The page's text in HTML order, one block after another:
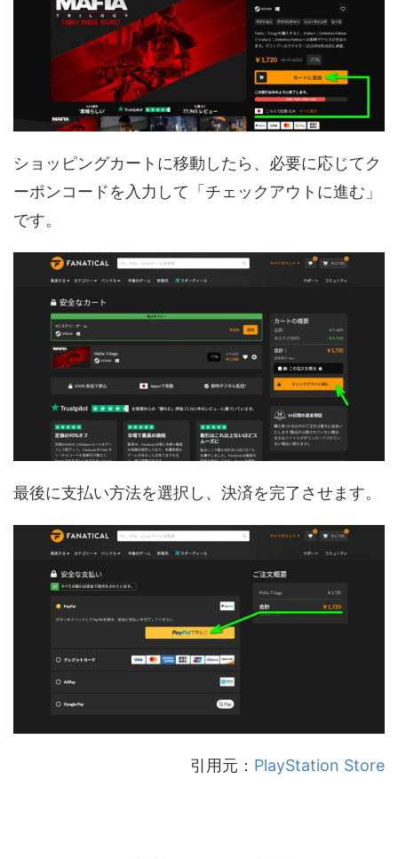
ショッピングカートに移動したら、必要に応じてク
ーポンコードを入力して「チェックアウトに進む」
です。
最後に支払い方法を選択し、決済を完了させます。
引用元： PlayStation Store